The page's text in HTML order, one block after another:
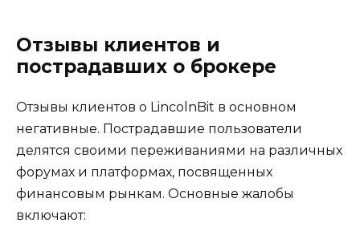
Отзывы клиентов и
пострадавших о брокере
Отзывы клиентов о LincolnBit в основном
негативные. Пострадавшие пользователи
делятся своими переживаниями на различных
форумах и платформах, посвященных
финансовым рынкам. Основные жалобы
включают: